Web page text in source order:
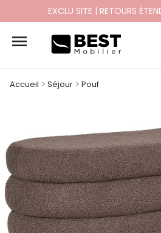
PAYEZ EN 10X ET 12X

Accueil Séjour Pouf